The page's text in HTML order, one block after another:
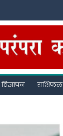
विज्ञापन राशिफल